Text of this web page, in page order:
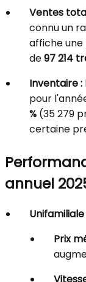
Ventes
connu un
affiche une
de97 214
Inventaire :
pour
% (35 279
certaine
annuel
Unifamiliale
Prix